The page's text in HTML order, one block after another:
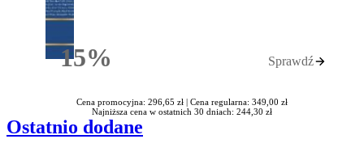
15%Rabatu Sprawdź
Cena promocyjna: 296,65 zł | Cena regularna: 349,00 zł
Najniższa cena w ostatnich 30 dniach: 244,30 zł
Ostatnio dodane